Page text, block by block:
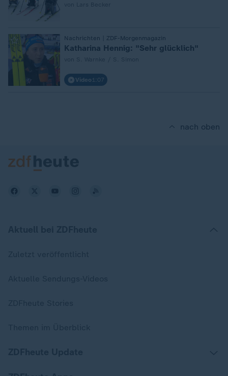
Nachrichten | ZDF-Morgenmagazin
Katharina Hennig: "Sehr glücklich"
Video 1:07
nach oben